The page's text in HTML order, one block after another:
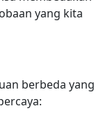
yang kita
berbeda yang